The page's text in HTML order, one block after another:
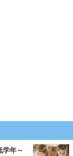
学年～